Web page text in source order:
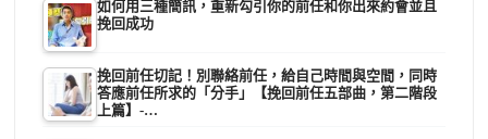
如何用三種簡訊，重新勾引你的前任和你出來約會並且
挽回成功
挽回前任切記！別聯絡前任，給自己時間與空間，同時
答應前任所求的「分手」【挽回前任五部曲，第二階段
上篇】-…